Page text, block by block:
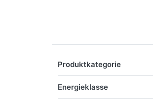
Produktkategorie
Energieklasse